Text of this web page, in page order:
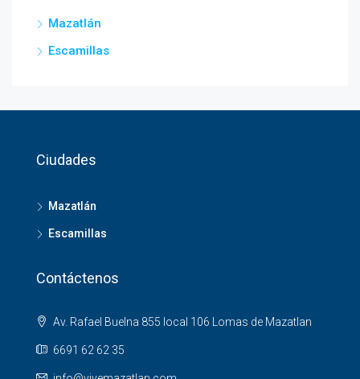
Mazatlán
Escamillas
Ciudades
Mazatlán
Escamillas
Contáctenos
Av. Rafael Buelna 855 local 106 Lomas de Mazatlan
6691 62 62 35